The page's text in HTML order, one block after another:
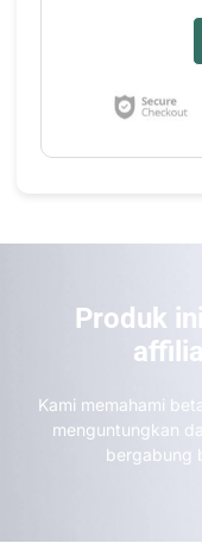
Produk
Kami memahami
menguntungkan
bergabung